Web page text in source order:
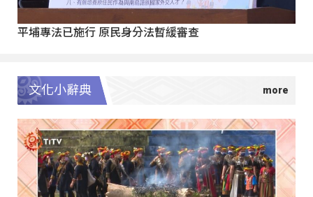
平埔專法已施行 原民身分法暫緩審查
文化小辭典